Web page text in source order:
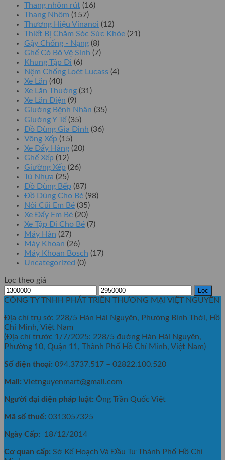
Thang nhôm rút (16)
Thang Nhôm (157)
Thương Hiệu Vinanoi (12)
Thiết Bị Chăm Sóc Sức Khỏe (21)
Gậy Chống - Nạng (8)
Ghế Có Bô Vệ Sinh (7)
Khung Tập Đi (6)
Nệm Chống Loét Lucass (4)
Xe Lăn (40)
Xe Lăn Thường (31)
Xe Lăn Điện (9)
Giường Bệnh Nhân (35)
Giường Y Tế (35)
Đồ Dùng Gia Đình (36)
Võng Xếp (15)
Xe Đẩy Hàng (20)
Ghế Xếp (12)
Giường Xếp (26)
Tủ Nhựa (25)
Đồ Dùng Bếp (87)
Đồ Dùng Cho Bé (98)
Nôi Cũi Em Bé (35)
Xe Đẩy Em Bé (20)
Xe Tập Đi Cho Bé (7)
Máy Hàn (27)
Máy Khoan (26)
Máy Khoan Bosch (17)
Uncategorized (0)
Lọc theo giá
Giá
tối
Giá
tối
Lọc
CÔNG TY TNHH PHÁT TRIỂN THƯƠNG MẠI VIỆT NGUYÊN
Địa chỉ trụ sở: 228/5 Hàn Hải Nguyên, Phường Bình Thới, Hồ
Chí Minh, Việt Nam
(Địa chỉ trước 1/7/2025: 228/5 đường Hàn Hải Nguyên,
Phường 10, Quận 11, Thành Phố Hồ Chí Minh, Việt Nam)
Số điện thoại: 094.3737.517 – 02822.100.520
Mail: Vietnguyenmart@gmail.com
Người đại diện pháp luật: Ông Trần Quốc Việt
Mã số thuế: 0313057325
Ngày Cấp: 18/12/2014
Cơ quan cấp: Sở Kế Hoạch Và Đầu Tư Thành Phố Hồ Chí